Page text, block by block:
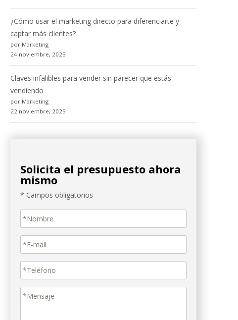
¿Cómo usar el marketing directo para diferenciarte y
captar más clientes?
por Marketing
24 noviembre, 2025
Claves infalibles para vender sin parecer que estás
vendiendo
por Marketing
22 noviembre, 2025